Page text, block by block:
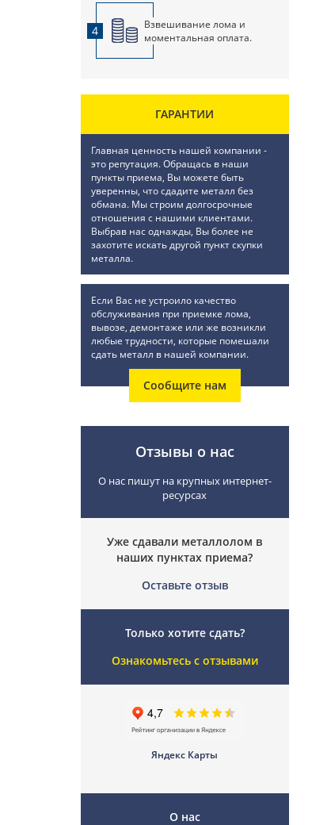
4
Взвешивание лома и
моментальная оплата.
ГАРАНТИИ
Главная ценность нашей компании -
это репутация. Обращась в наши
пункты приема, Вы можете быть
уверенны, что сдадите металл без
обмана. Мы строим долгосрочные
отношения с нашими клиентами.
Выбрав нас однажды, Вы более не
захотите искать другой пункт скупки
металла.
Если Вас не устроило качество
обслуживания при приемке лома,
вывозе, демонтаже или же возникли
любые трудности, которые помешали
сдать металл в нашей компании.
Сообщите нам
Отзывы о нас
О нас пишут на крупных интернет-
ресурсах
Уже сдавали металлолом в
наших пунктах приема?
Оставьте отзыв
Только хотите сдать?
Ознакомьтесь с отзывами
Яндекс Карты
О нас